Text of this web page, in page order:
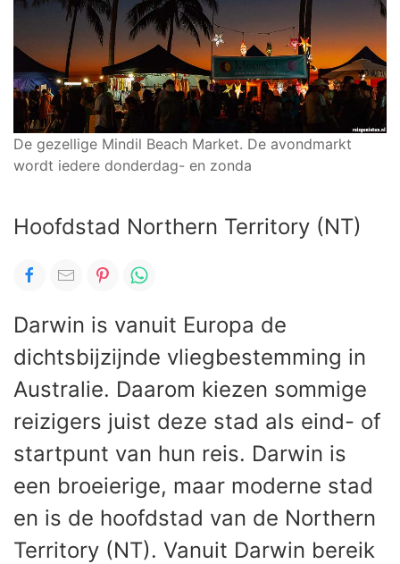
De gezellige Mindil Beach Market. De avondmarkt
wordt iedere donderdag- en zonda
Hoofdstad Northern Territory (NT)
Darwin is vanuit Europa de
dichtsbijzijnde vliegbestemming in
Australie. Daarom kiezen sommige
reizigers juist deze stad als eind- of
startpunt van hun reis. Darwin is
een broeierige, maar moderne stad
en is de hoofdstad van de Northern
Territory (NT). Vanuit Darwin bereik